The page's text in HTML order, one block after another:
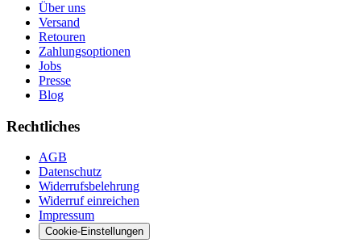
Über uns
Versand
Retouren
Zahlungsoptionen
Jobs
Presse
Blog
Rechtliches
AGB
Datenschutz
Widerrufsbelehrung
Widerruf einreichen
Impressum
Cookie-Einstellungen